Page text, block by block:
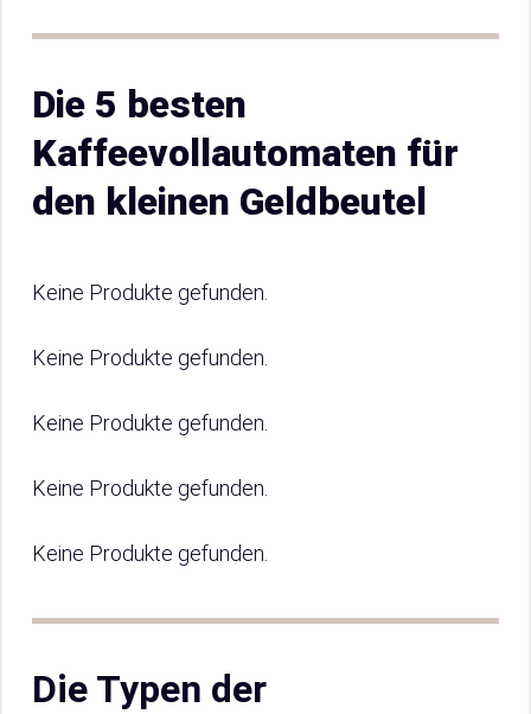
Die 5 besten
Kaffeevollautomaten für
den kleinen Geldbeutel
Keine Produkte gefunden.
Keine Produkte gefunden.
Keine Produkte gefunden.
Keine Produkte gefunden.
Keine Produkte gefunden.
Die Typen der